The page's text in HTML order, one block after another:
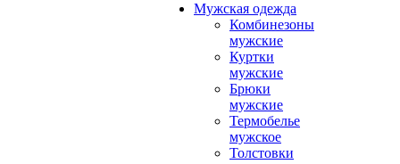
Мужская одежда
Комбинезоны
мужские
Куртки
мужские
Брюки
мужские
Термобелье
мужское
Толстовки